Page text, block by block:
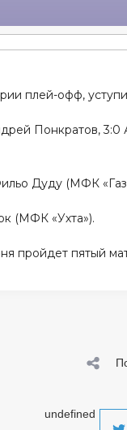
плей-офф,
Понкратов,
Дуду (МФК
(МФК «Ухта»).
пройдет пятый
undefined